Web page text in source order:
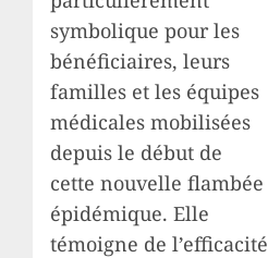
symbolique pour les
bénéficiaires, leurs
familles et les équipes
médicales mobilisées
depuis le début de
cette nouvelle flambée
épidémique. Elle
témoigne de l’efficacité